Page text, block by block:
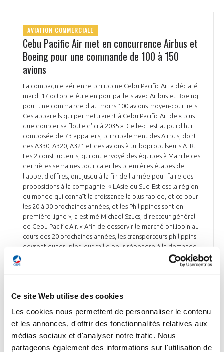
Ce site Web utilise des cookies
Les cookies nous permettent de personnaliser le contenu
et les annonces, d'offrir des fonctionnalités relatives aux
médias sociaux et d'analyser notre trafic. Nous
partageons également des informations sur l'utilisation de
AVIATION COMMERCIALE
Cebu Pacific Air met en concurrence Airbus et
Boeing pour une commande de 100 à 150
avions
La compagnie aérienne philippine Cebu Pacific Air a déclaré
mardi 17 octobre être en pourparlers avec Airbus et Boeing
pour une commande d'au moins 100 avions moyen-courriers.
Ces appareils qui permettraient à Cebu Pacific Air de « plus
que doubler sa flotte d'ici à 2035 ». Celle-ci est aujourd'hui
composée de 73 appareils, principalement des Airbus, dont
des A330, A320, A321 et des avions à turbopropulseurs ATR.
Les 2 constructeurs, qui ont envoyé des équipes à Manille ces
dernières semaines pour caler les premières étapes de
l'appel d'offres, ont jusqu'à la fin de l'année pour faire des
propositions à la compagnie. « L'Asie du Sud-Est est la région
du monde qui connaît la croissance la plus rapide, et ce pour
les 20 à 30 prochaines années, et les Philippines sont en
première ligne », a estimé Michael Szucs, directeur général
de Cebu Pacific Air. « Afin de desservir le marché philippin au
cours des 20 prochaines années, les transporteurs philippins
devront quadrupler leur taille pour répondre à la demande
croissante », a-t-il déclaré. Airbus et Boeing doivent envoyer
AVIATION COMMERCIALE